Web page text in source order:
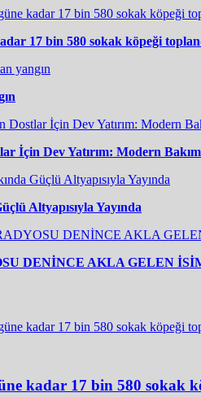
17 bin 580 sokak köpeği
İçin Dev Yatırım: Modern
Altyapısıyla Yayında
DENİNCE AKLA GELEN
kadar 17 bin 580 sokak